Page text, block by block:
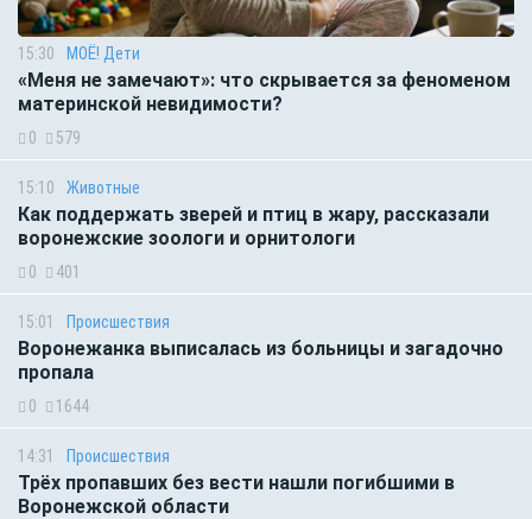
15:30 МОЁ! Дети
«Меня не замечают»: что скрывается за феноменом
материнской невидимости?
0 579
15:10 Животные
Как поддержать зверей и птиц в жару, рассказали
воронежские зоологи и орнитологи
0 401
15:01 Происшествия
Воронежанка выписалась из больницы и загадочно
пропала
0 1644
14:31 Происшествия
Трёх пропавших без вести нашли погибшими в
Воронежской области